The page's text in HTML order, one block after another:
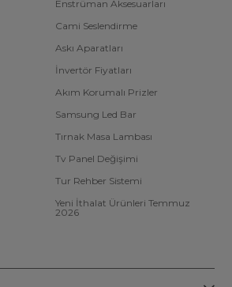
Enstrüman Aksesuarları
Cami Seslendirme
Askı Aparatları
İnvertör Fiyatları
Akım Korumalı Prizler
Samsung Led Bar
Tırnak Masa Lambası
Tv Panel Değişimi
Tur Rehber Sistemi
Yeni İthalat Ürünleri Temmuz
2026